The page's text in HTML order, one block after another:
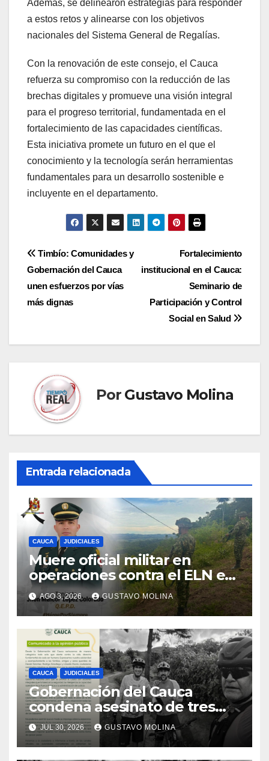
Además, se delinearon estrategias para responder
a estos retos y alinearse con los objetivos
nacionales del Sistema General de Regalías.
Con la renovación de este consejo, el Cauca
refuerza su compromiso con la reducción de las
brechas digitales y promueve una visión integral
para el progreso territorial, fundamentada en el
fortalecimiento de las capacidades científicas.
Esta iniciativa promete un futuro en el que el
conocimiento y la tecnología serán herramientas
fundamentales para un desarrollo sostenible e
incluyente en el departamento.
Navegación
de
entradas
Fortalecimiento
institucional en el Cauca:
Seminario de
Participación y Control
Social en Salud
Timbío: Comunidades y
Gobernación del Cauca
unen esfuerzos por vías
más dignas
Por Gustavo Molina
Entrada relacionada
CAUCA JUDICIALES
Muere oficial militar en
operaciones contra el ELN en
el sur del Cauca
AGO 3, 2026 GUSTAVO MOLINA
CAUCA JUDICIALES
Gobernación del Cauca
condena asesinato de tres
ciudadanos y exige medidas
urgentes al Gobierno
Nacional
JUL 30, 2026 GUSTAVO MOLINA